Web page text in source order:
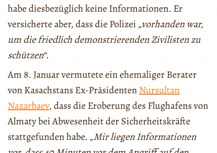
habe diesbezüglich keine Informationen. Er
versicherte aber, dass die Polizei „vorhanden war,
um die friedlich demonstrierenden Zivilisten zu
schützen“.
Am 8. Januar vermutete ein ehemaliger Berater
von Kasachstans Ex-PräsidentenNursultan
Nazarbaev, dass die Eroberung des Flughafens von
Almaty bei Abwesenheit der Sicherheitskräfte
stattgefunden habe. „Mir liegen Informationen